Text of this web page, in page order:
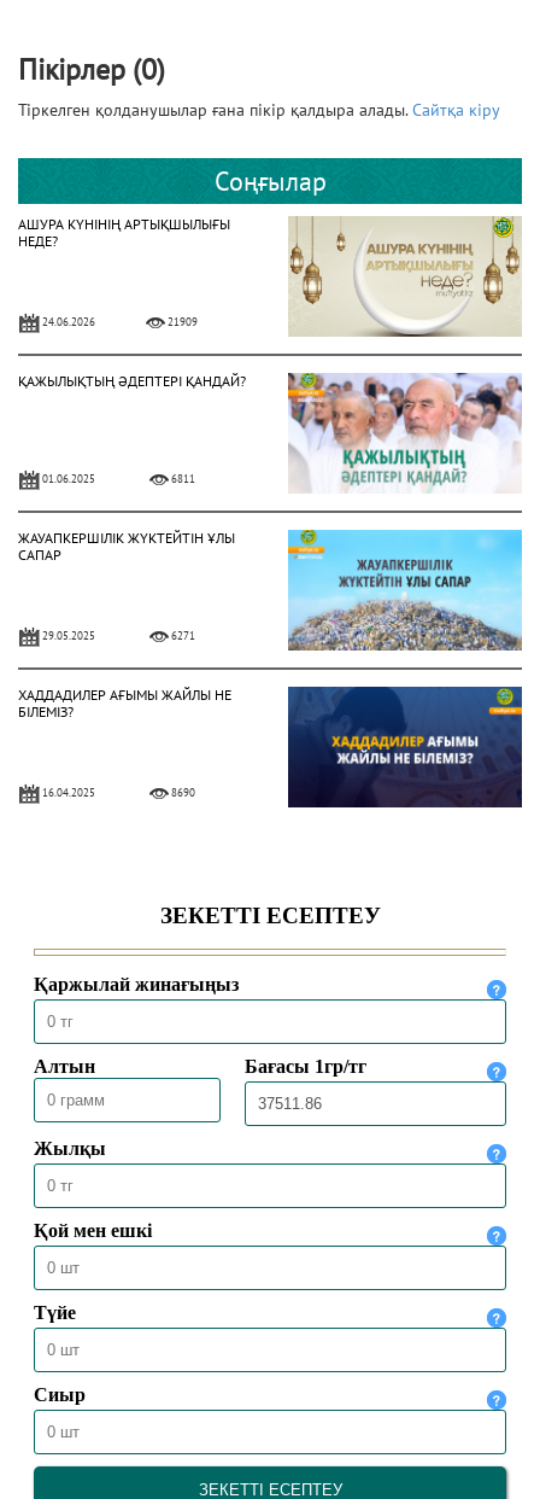
Пікірлер (0)
Тіркелген қолданушылар ғана пікір қалдыра алады.Сайтқа кіру
Соңғылар
АШУРА КҮНІНІҢ АРТЫҚШЫЛЫҒЫ
НЕДЕ?
24.06.2026 21909
ҚАЖЫЛЫҚТЫҢ ӘДЕПТЕРІ ҚАНДАЙ?
01.06.2025 6811
ЖАУАПКЕРШІЛІК ЖҮКТЕЙТІН ҰЛЫ
САПАР
29.05.2025 6271
ХАДДАДИЛЕР АҒЫМЫ ЖАЙЛЫ НЕ
БІЛЕМІЗ?
16.04.2025 8690
24.02.2025 10567
ПАЙҒАМБАРЛАР ЖӘНЕ ЕГІНШІЛІК
11.02.2025